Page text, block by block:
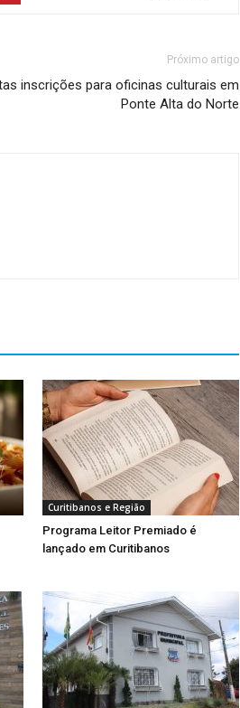
Próximo artigo
inscrições para oficinas culturais em
Ponte Alta do Norte
Curitibanos e Região
Programa Leitor Premiado é
lançado em Curitibanos